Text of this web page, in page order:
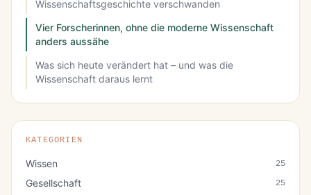
Wissenschaftsgeschichte verschwanden
Vier Forscherinnen, ohne die moderne Wissenschaft
anders aussähe
Was sich heute verändert hat – und was die
Wissenschaft daraus lernt
KATEGORIEN
Wissen 25
Gesellschaft 25